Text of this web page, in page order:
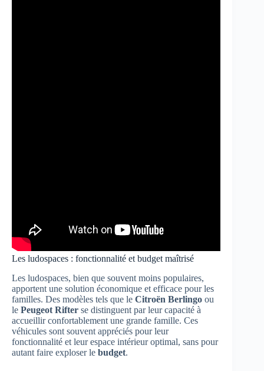
Les ludospaces : fonctionnalité et budget maîtrisé
Les ludospaces, bien que souvent moins populaires,
apportent une solution économique et efficace pour les
familles. Des modèles tels que le Citroën Berlingo ou
le Peugeot Rifter se distinguent par leur capacité à
accueillir confortablement une grande famille. Ces
véhicules sont souvent appréciés pour leur
fonctionnalité et leur espace intérieur optimal, sans pour
autant faire exploser le budget.